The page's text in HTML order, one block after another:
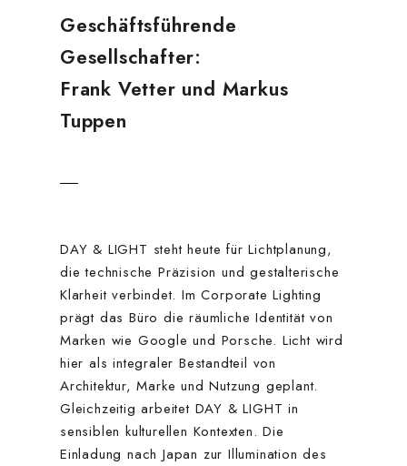
Geschäftsführende
Gesellschafter:
Frank Vetter und Markus
Tuppen
DAY & LIGHT steht heute für Lichtplanung,
die technische Präzision und gestalterische
Klarheit verbindet. Im Corporate Lighting
prägt das Büro die räumliche Identität von
Marken wie Google und Porsche. Licht wird
hier als integraler Bestandteil von
Architektur, Marke und Nutzung geplant.
Gleichzeitig arbeitet DAY & LIGHT in
sensiblen kulturellen Kontexten. Die
Einladung nach Japan zur Illumination des